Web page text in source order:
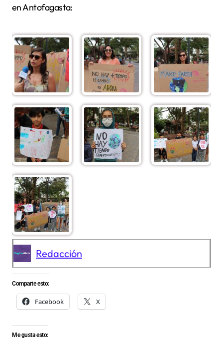
en Antofagasta:
Redacción
Comparte esto:
Facebook X
Me gusta esto: